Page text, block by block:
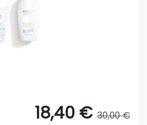
18,40 € 30,00 €